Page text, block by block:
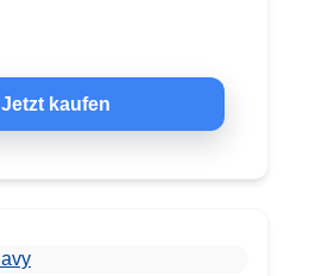
Jetzt kaufen